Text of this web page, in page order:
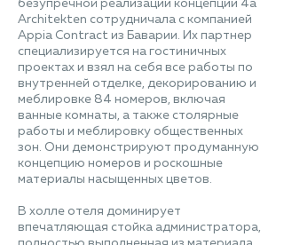
безупречной реализации концепции 4a
Architekten сотрудничала с компанией
Appia Contract из Баварии. Их партнер
специализируется на гостиничных
проектах и взял на себя все работы по
внутренней отделке, декорированию и
меблировке 84 номеров, включая
ванные комнаты, а также столярные
работы и меблировку общественных
зон. Они демонстрируют продуманную
концепцию номеров и роскошные
материалы насыщенных цветов.
В холле отеля доминирует
впечатляющая стойка администратора,